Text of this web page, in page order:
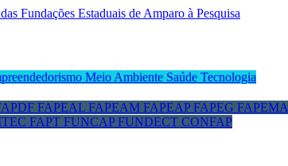
Meio Ambiente Saúde Tecnologia
FAPEAL FAPEAM FAPEAPFAPEG FAPEMA
FAPT FUNCAPFUNDECT CONFAP